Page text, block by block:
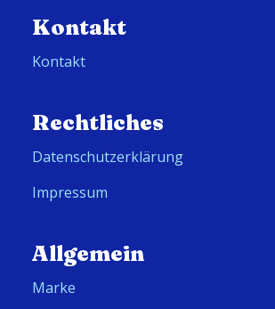
Kontakt
Kontakt
Rechtliches
Datenschutzerklärung
Impressum
Allgemein
Marke